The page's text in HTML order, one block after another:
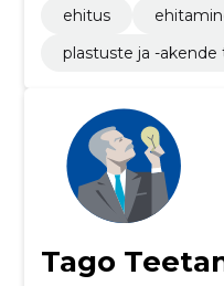
ehitus
plastuste ja -
Tago